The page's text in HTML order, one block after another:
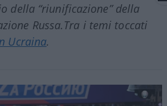
della “riunificazione” della
Russa.Tra i temi toccati
Ucraina.